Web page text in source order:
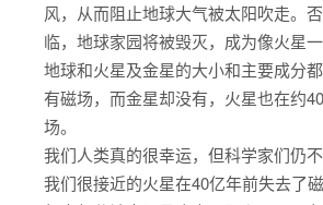
风，从而阻止地球大气被太阳吹走。
临，地球家园将被毁灭，成为像火星一
地球和火星及金星的大小和主要成分
有磁场，而金星却没有，火星也在约
场。
我们人类真的很幸运，但科学家们仍
我们很接近的火星在40亿年前失去了